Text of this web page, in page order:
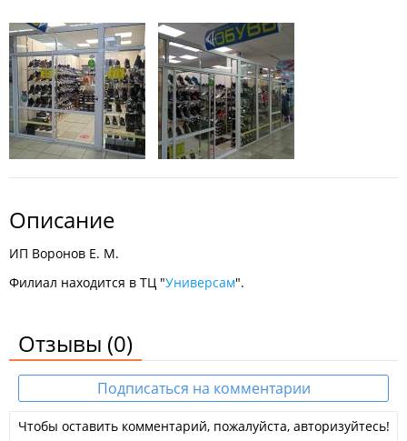
Описание
ИП Воронов Е. М.
Филиал находится в ТЦ "Универсам".
Отзывы (0)
Подписаться на комментарии
Чтобы оставить комментарий, пожалуйста, авторизуйтесь!